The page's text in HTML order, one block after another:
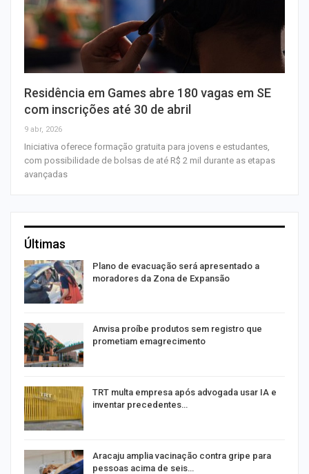
Residência em Games abre 180 vagas em SE
com inscrições até 30 de abril
9 abr, 2026
Iniciativa oferece formação gratuita para jovens e estudantes,
com possibilidade de bolsas de até R$ 2 mil durante as etapas
avançadas
Últimas
Plano de evacuação será apresentado a
moradores da Zona de Expansão
Anvisa proíbe produtos sem registro que
prometiam emagrecimento
TRT multa empresa após advogada usar IA e
inventar precedentes…
Aracaju amplia vacinação contra gripe para
pessoas acima de seis…